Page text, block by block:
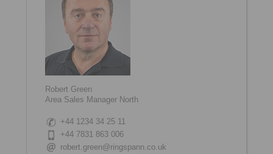
Robert Green
Area Sales Manager North
+44 1234 34 25 11
+44 7831 863 006
robert.green@ringspann.co.uk